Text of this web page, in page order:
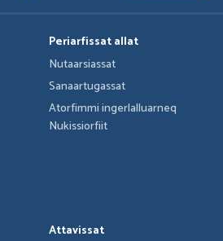
Periarfissat allat
Nutaarsiassat
Sanaartugassat
Atorfimmi ingerlalluarneq
Nukissiorfiit
Attavissat